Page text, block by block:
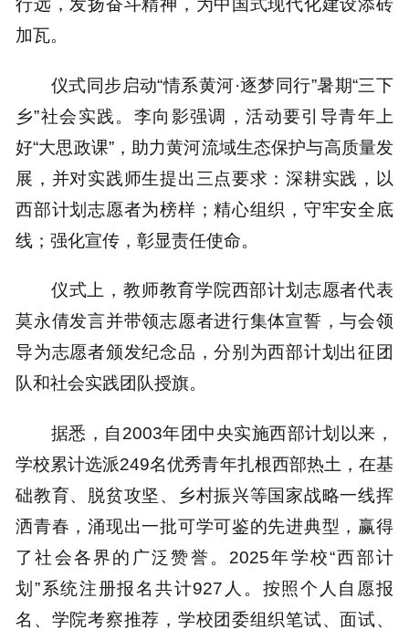
加瓦。
仪式同步启动“情系黄河·逐梦同行”暑期“三下
乡”社会实践。李向影强调，活动要引导青年上
好“大思政课”，助力黄河流域生态保护与高质量发
展，并对实践师生提出三点要求：深耕实践，以
西部计划志愿者为榜样；精心组织，守牢安全底
线；强化宣传，彰显责任使命。
仪式上，教师教育学院西部计划志愿者代表
莫永倩发言并带领志愿者进行集体宣誓，与会领
导为志愿者颁发纪念品，分别为西部计划出征团
队和社会实践团队授旗。
据悉，自2003年团中央实施西部计划以来，
学校累计选派249名优秀青年扎根西部热土，在基
础教育、脱贫攻坚、乡村振兴等国家战略一线挥
洒青春，涌现出一批可学可鉴的先进典型，赢得
了社会各界的广泛赞誉。2025年学校“西部计
划”系统注册报名共计927人。按照个人自愿报
名、学院考察推荐，学校团委组织笔试、面试、